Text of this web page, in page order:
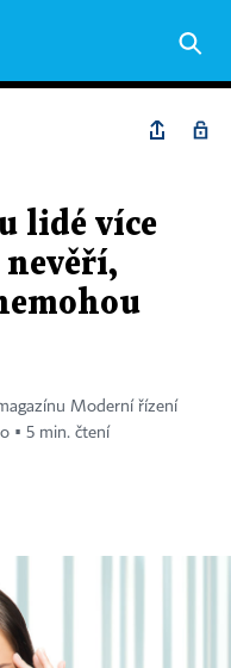
lidé více
Moderní řízení
▪ 5 min. čtení